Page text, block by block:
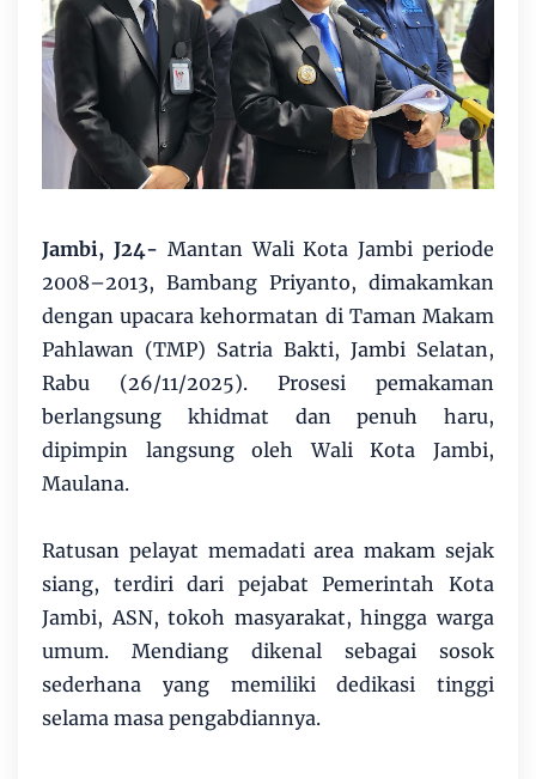
Jambi, J24- Mantan Wali Kota Jambi periode
2008–2013, Bambang Priyanto, dimakamkan
dengan upacara kehormatan di Taman Makam
Pahlawan (TMP) Satria Bakti, Jambi Selatan,
Rabu (26/11/2025). Prosesi pemakaman
berlangsung khidmat dan penuh haru,
dipimpin langsung oleh Wali Kota Jambi,
Maulana.
Ratusan pelayat memadati area makam sejak
siang, terdiri dari pejabat Pemerintah Kota
Jambi, ASN, tokoh masyarakat, hingga warga
umum. Mendiang dikenal sebagai sosok
sederhana yang memiliki dedikasi tinggi
selama masa pengabdiannya.